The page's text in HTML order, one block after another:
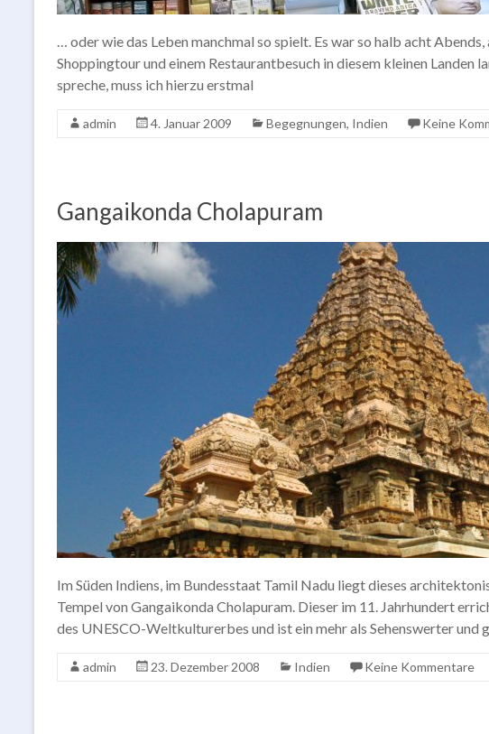
… oder wie das Leben manchmal so spielt. Es war so halb acht
Shoppingtour und einem Restaurantbesuch in diesem kleinen Landen
spreche, muss ich hierzu erstmal
admin 4. Januar 2009 Begegnungen, Indien Keine
Gangaikonda Cholapuram
Im Süden Indiens, im Bundesstaat Tamil Nadu liegt dieses
Tempel von Gangaikonda Cholapuram. Dieser im 11. Jahrhundert
des UNESCO-Weltkulturerbes und ist ein mehr als Sehenswerter
admin 23. Dezember 2008 Indien Keine Kommentare